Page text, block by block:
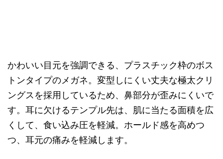
かわいい目元を強調できる、プラスチック枠のボス
トンタイプのメガネ。変型しにくい丈夫な極太クリ
ングスを採用しているため、鼻部分が歪みにくいで
す。耳に欠けるテンプル先は、肌に当たる面積を広
くして、食い込み圧を軽減。ホールド感を高めつ
つ、耳元の痛みを軽減します。